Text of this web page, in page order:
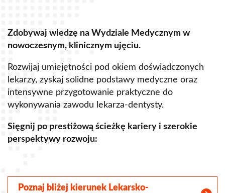
Zdobywaj wiedzę na Wydziale Medycznym w
nowoczesnym, klinicznym ujęciu.
Rozwijaj umiejętności pod okiem doświadczonych
lekarzy, zyskaj solidne podstawy medyczne oraz
intensywne przygotowanie praktyczne do
wykonywania zawodu lekarza-dentysty.
Sięgnij po prestiżową ścieżkę kariery i szerokie
perspektywy rozwoju:
Poznaj bliżej kierunek Lekarsko-